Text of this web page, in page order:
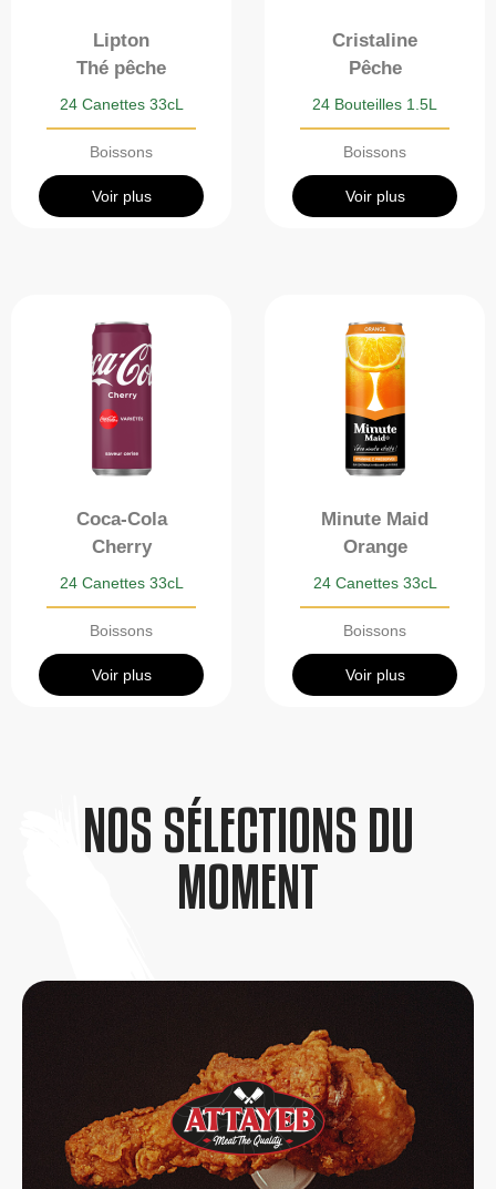
Lipton
Thé pêche
24 Canettes 33cL
Boissons
Voir plus
Cristaline
Pêche
24 Bouteilles 1.5L
Boissons
Voir plus
Coca-Cola
Cherry
24 Canettes 33cL
Boissons
Voir plus
Minute Maid
Orange
24 Canettes 33cL
Boissons
Voir plus
NOS SÉLECTIONS DU
MOMENT